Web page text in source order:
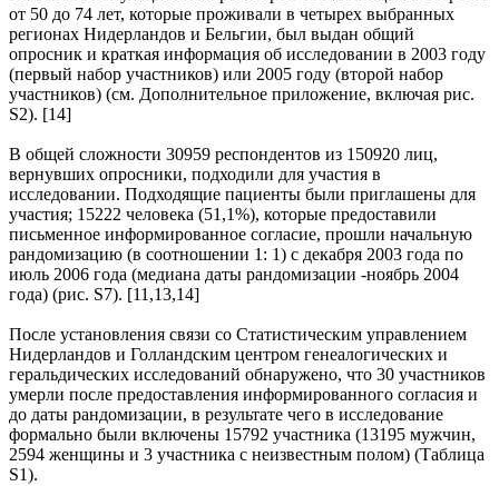
от 50 до 74 лет, которые проживали в четырех выбранных
регионах Нидерландов и Бельгии, был выдан общий
опросник и краткая информация об исследовании в 2003 году
(первый набор участников) или 2005 году (второй набор
участников) (см. Дополнительное приложение, включая рис.
S2). [14]
В общей сложности 30959 респондентов из 150920 лиц,
вернувших опросники, подходили для участия в
исследовании. Подходящие пациенты были приглашены для
участия; 15222 человека (51,1%), которые предоставили
письменное информированное согласие, прошли начальную
рандомизацию (в соотношении 1: 1) с декабря 2003 года по
июль 2006 года (медиана даты рандомизации -ноябрь 2004
года) (рис. S7). [11,13,14]
После установления связи со Статистическим управлением
Нидерландов и Голландским центром генеалогических и
геральдических исследований обнаружено, что 30 участников
умерли после предоставления информированного согласия и
до даты рандомизации, в результате чего в исследование
формально были включены 15792 участника (13195 мужчин,
2594 женщины и 3 участника с неизвестным полом) (Таблица
S1).